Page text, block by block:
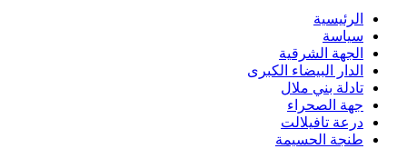
الرئيسية
سياسة
الجهة الشرقية
الدار البيضاء الكبرى
تادلة بني ملال
جهة الصحراء
درعة تافيلالت
طنجة الحسيمة